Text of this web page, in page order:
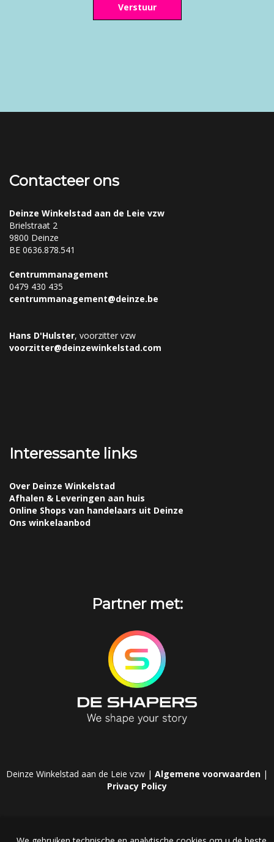
Verstuur
Contacteer ons
Deinze Winkelstad aan de Leie vzw
Brielstraat 2
9800 Deinze
BE 0636.878.541
Centrummanagement
0479 430 435
centrummanagement@deinze.be
Hans D'Hulster, voorzitter vzw
voorzitter@deinzewinkelstad.com
Interessante links
Over Deinze Winkelstad
Afhalen & Leveringen aan huis
Online Shops van handelaars uit Deinze
Ons winkelaanbod
Partner met:
Deinze Winkelstad aan de Leie vzw | Algemene voorwaarden |
Privacy Policy